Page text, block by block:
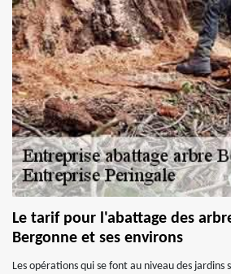
Le tarif pour l'abattage des
Bergonne et ses environs
Les opérations qui se font au niveau des jardins